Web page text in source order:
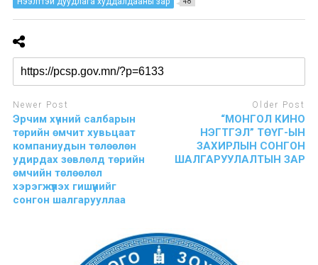
Newer Post
Эрчим хүчний салбарын
төрийн өмчит хувьцаат
компаниудын төлөөлөн
удирдах зөвлөлд төрийн
өмчийн төлөөлөл
хэрэгжүүлэх гишүүнийг
сонгон шалгарууллаа
Older Post
“МОНГОЛ КИНО
НЭГТГЭЛ” ТӨҮГ-ЫН
ЗАХИРЛЫН СОНГОН
ШАЛГАРУУЛАЛТЫН ЗАР